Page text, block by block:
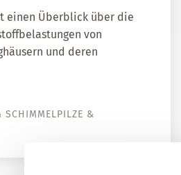
einen Überblick über die
von
und deren
SCHIMMELPILZE &